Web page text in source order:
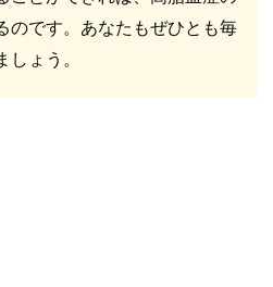
のです。あなたもぜひとも毎
しょう。